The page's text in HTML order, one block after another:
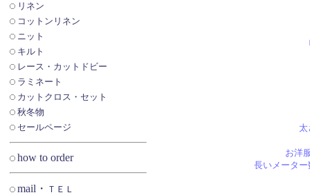
リネン
コットンリネン
ニット
キルト
レース・カットドビー
ラミネート
カットクロス・セット
秋冬物
セールページ
how to order
mail・ ＴＥＬ
お洋
長いメータ